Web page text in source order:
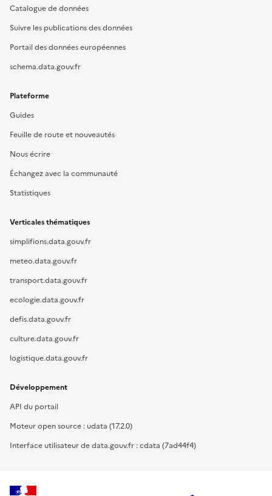
Catalogue de données
Suivre les publications des données
Portail des données européennes
schema.data.gouv.fr
Plateforme
Guides
Feuille de route et nouveautés
Nous écrire
Échangez avec la communauté
Statistiques
Verticales thématiques
simplifions.data.gouv.fr
meteo.data.gouv.fr
transport.data.gouv.fr
ecologie.data.gouv.fr
defis.data.gouv.fr
culture.data.gouv.fr
logistique.data.gouv.fr
Développement
API du portail
Moteur open source : udata (17.2.0)
Interface utilisateur de data.gouv.fr : cdata (7ad44f4)